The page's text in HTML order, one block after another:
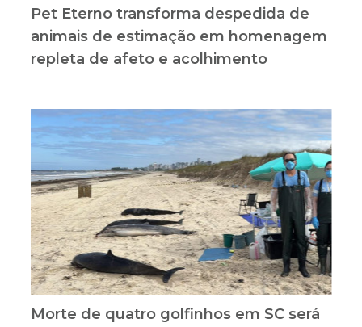
Pet Eterno transforma despedida de
animais de estimação em homenagem
repleta de afeto e acolhimento
Morte de quatro golfinhos em SC será